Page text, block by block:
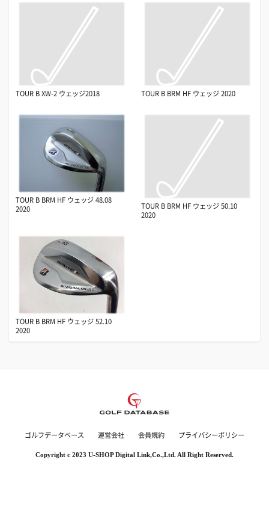
TOUR B XW-2 ウェッジ2018 TOUR B BRM HF ウェッジ 2020
TOUR B BRM HF ウェッジ 48.08
2020
TOUR B BRM HF ウェッジ 50.10
2020
TOUR B BRM HF ウェッジ 52.10
2020
ゴルフデータベース 運営会社 会員規約 プライバシーポリシー
Copyright c 2023 U-SHOP Digital Link,Co.,Ltd. All Right Reserved.